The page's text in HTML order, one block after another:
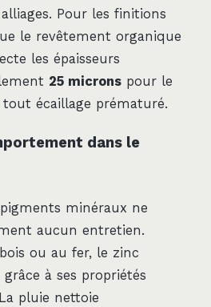
Pour les finitions
le revêtement organique
les épaisseurs
25 microns pour le
tout écaillage prématuré.
dans le
minéraux ne
aucun entretien.
ou au fer, le zinc
à ses propriétés
pluie nettoie